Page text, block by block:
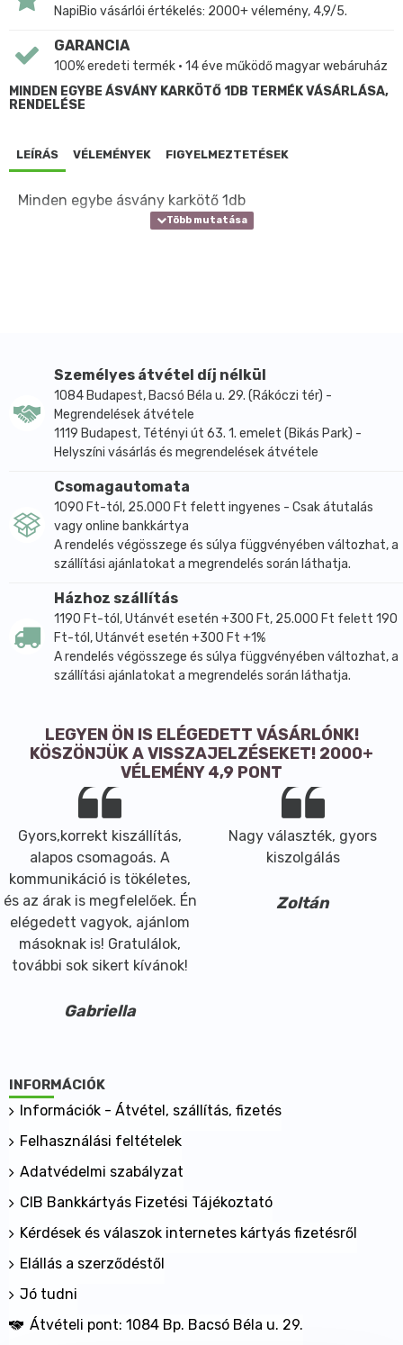
NapiBio vásárlói értékelés: 2000+ vélemény, 4,9/5.
GARANCIA
100% eredeti termék • 14 éve működő magyar webáruház
MINDEN EGYBE ÁSVÁNY KARKÖTŐ 1DB TERMÉK VÁSÁRLÁSA,
RENDELÉSE
LEÍRÁS VÉLEMÉNYEK FIGYELMEZTETÉSEK
Minden egybe ásvány karkötő 1db
Személyes átvétel díj nélkül
1084 Budapest, Bacsó Béla u. 29. (Rákóczi tér) -
Megrendelések átvétele
1119 Budapest, Tétényi út 63. 1. emelet (Bikás Park) -
Helyszíni vásárlás és megrendelések átvétele
Csomagautomata
1090 Ft-tól, 25.000 Ft felett ingyenes - Csak átutalás
vagy online bankkártya
A rendelés végösszege és súlya függvényében változhat, a
szállítási ajánlatokat a megrendelés során láthatja.
Házhoz szállítás
1190 Ft-tól, Utánvét esetén +300 Ft, 25.000 Ft felett 190
Ft-tól, Utánvét esetén +300 Ft +1%
A rendelés végösszege és súlya függvényében változhat, a
szállítási ajánlatokat a megrendelés során láthatja.
LEGYEN ÖN IS ELÉGEDETT VÁSÁRLÓNK!
KÖSZÖNJÜK A VISSZAJELZÉSEKET! 2000+
VÉLEMÉNY 4,9 PONT
Gyors,korrekt kiszállítás,
alapos csomagoás. A
kommunikáció is tökéletes,
és az árak is megfelelőek. Én
elégedett vagyok, ajánlom
másoknak is! Gratulálok,
további sok sikert kívánok!
Gabriella
Nagy választék, gyors
kiszolgálás
Zoltán
INFORMÁCIÓK
Információk - Átvétel, szállítás, fizetés
Felhasználási feltételek
Adatvédelmi szabályzat
CIB Bankkártyás Fizetési Tájékoztató
Kérdések és válaszok internetes kártyás fizetésről
Elállás a szerződéstől
Jó tudni
Átvételi pont: 1084 Bp. Bacsó Béla u. 29.